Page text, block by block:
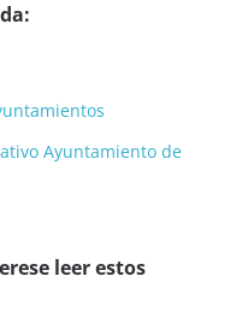
Ayuntamiento de
leer estos